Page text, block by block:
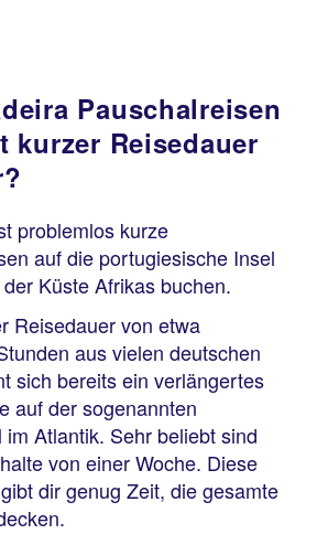
Pauschalreisen
kurzer Reisedauer
problemlos kurze
auf die portugiesische Insel
Küste Afrikas buchen.
Reisedauer von etwa
aus vielen deutschen
sich bereits ein verlängertes
auf der sogenannten
im Atlantik. Sehr beliebt sind
von einer Woche. Diese
dir genug Zeit, die gesamte